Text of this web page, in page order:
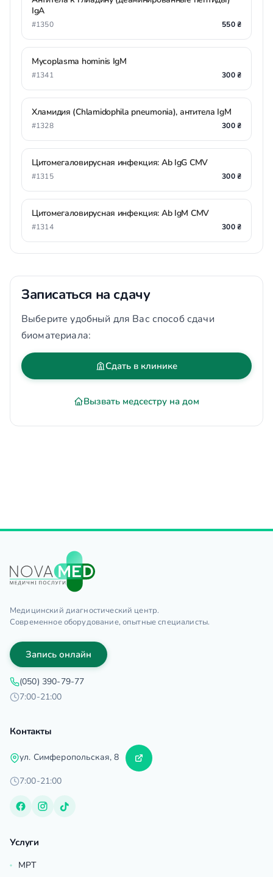
IgA
#1350 550 ₴
Mycoplasma hominis IgМ
#1341 300 ₴
Хламидия (Chlamidophila pneumonia), антитела IgM
#1328 300 ₴
Цитомегаловирусная инфекция: Ab IgG CMV
#1315 300 ₴
Цитомегаловирусная инфекция: Ab IgM CMV
#1314 300 ₴
Записаться на сдачу
Выберите удобный для Вас способ сдачи
биоматериала:
Сдать в клинике
Вызвать медсестру на дом
Медицинский диагностический центр.
Современное оборудование, опытные специалисты.
Запись онлайн
(050) 390-79-77
7:00-21:00
Контакты
ул. Симферопольская, 8
7:00-21:00
Услуги
МРТ